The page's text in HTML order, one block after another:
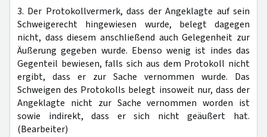
3. Der Protokollvermerk, dass der Angeklagte auf sein
Schweigerecht hingewiesen wurde, belegt dagegen
nicht, dass diesem anschließend auch Gelegenheit zur
Äußerung gegeben wurde. Ebenso wenig ist indes das
Gegenteil bewiesen, falls sich aus dem Protokoll nicht
ergibt, dass er zur Sache vernommen wurde. Das
Schweigen des Protokolls belegt insoweit nur, dass der
Angeklagte nicht zur Sache vernommen worden ist
sowie indirekt, dass er sich nicht geäußert hat.
(Bearbeiter)